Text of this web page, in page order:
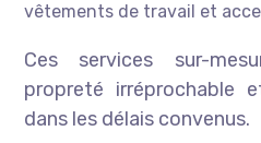
vêtements de travail et
Ces services sur-
propreté irréprochable
dans les délais convenus.